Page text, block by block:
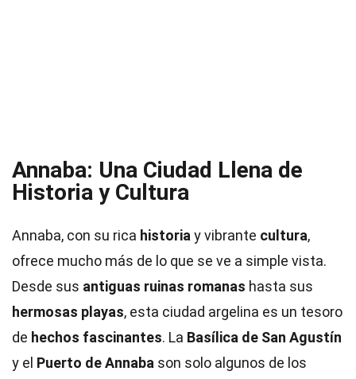
Annaba: Una Ciudad Llena de
Historia y Cultura
Annaba, con su rica historia y vibrante cultura,
ofrece mucho más de lo que se ve a simple vista.
Desde sus antiguas ruinas romanas hasta sus
hermosas playas, esta ciudad argelina es un tesoro
de hechos fascinantes. La Basílica de San Agustín
y el Puerto de Annaba son solo algunos de los